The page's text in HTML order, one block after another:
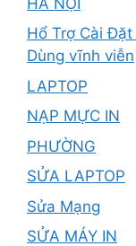
Hổ Trợ Cài
Dùng vĩnh viễn
LAPTOP
NẠP MỰC IN
PHƯỜNG
SỬA LAPTOP
Sửa Mạng
SỬA MÁY IN